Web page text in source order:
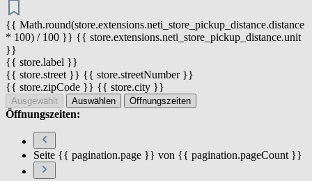
{{ Math.round(store.extensions.neti_store_pickup_distance.distance
* 100) / 100 }} {{ store.extensions.neti_store_pickup_distance.unit
}}
{{ store.label }}
{{ store.street }} {{ store.streetNumber }}
{{ store.zipCode }} {{ store.city }}
Ausgewählt Auswählen Öffnungszeiten
Öffnungszeiten:
Seite {{ pagination.page }} von {{ pagination.pageCount }}